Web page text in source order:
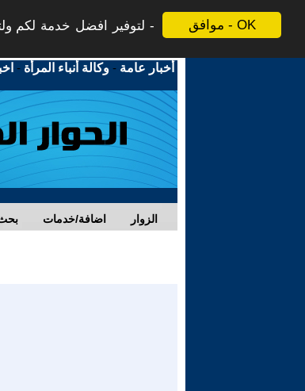
موافق - OK
لتوفير افضل خدمة لكم
أخبار عامة -وكالة أنباء المرأة -
اضافة/خدمات الزوار